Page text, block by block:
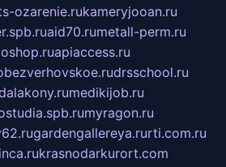
ozarenie.rukameryjooan.ru
aid70.rumetall-perm.ru
apiaccess.ru
bezverhovskoe.rudrsschool.ru
medikijob.ru
myragon.ru
gardengallereya.rurti.com.ru
krasnodarkurort.com